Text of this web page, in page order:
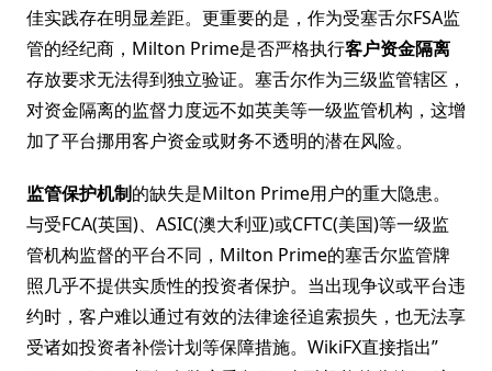
佳实践存在明显差距。更重要的是，作为受塞舌尔FSA监
管的经纪商，Milton Prime是否严格执行客户资金隔离
存放要求无法得到独立验证。塞舌尔作为三级监管辖区，
对资金隔离的监督力度远不如英美等一级监管机构，这增
加了平台挪用客户资金或财务不透明的潜在风险。
监管保护机制的缺失是Milton Prime用户的重大隐患。
与受FCA(英国)、ASIC(澳大利亚)或CFTC(美国)等一级监
管机构监督的平台不同，Milton Prime的塞舌尔监管牌
照几乎不提供实质性的投资者保护。当出现争议或平台违
约时，客户难以通过有效的法律途径追索损失，也无法享
受诸如投资者补偿计划等保障措施。WikiFX直接指出”